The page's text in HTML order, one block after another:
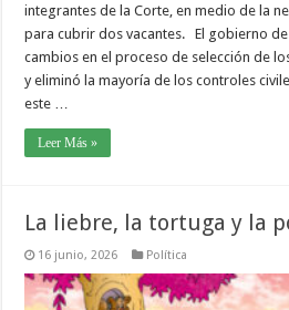
integrantes de la Corte, en medio de la
para cubrir dos vacantes. El gobierno
cambios en el proceso de selección de
y eliminó la mayoría de los controles
este …
Leer Más »
La liebre, la tortuga y la
16 junio, 2026 Política